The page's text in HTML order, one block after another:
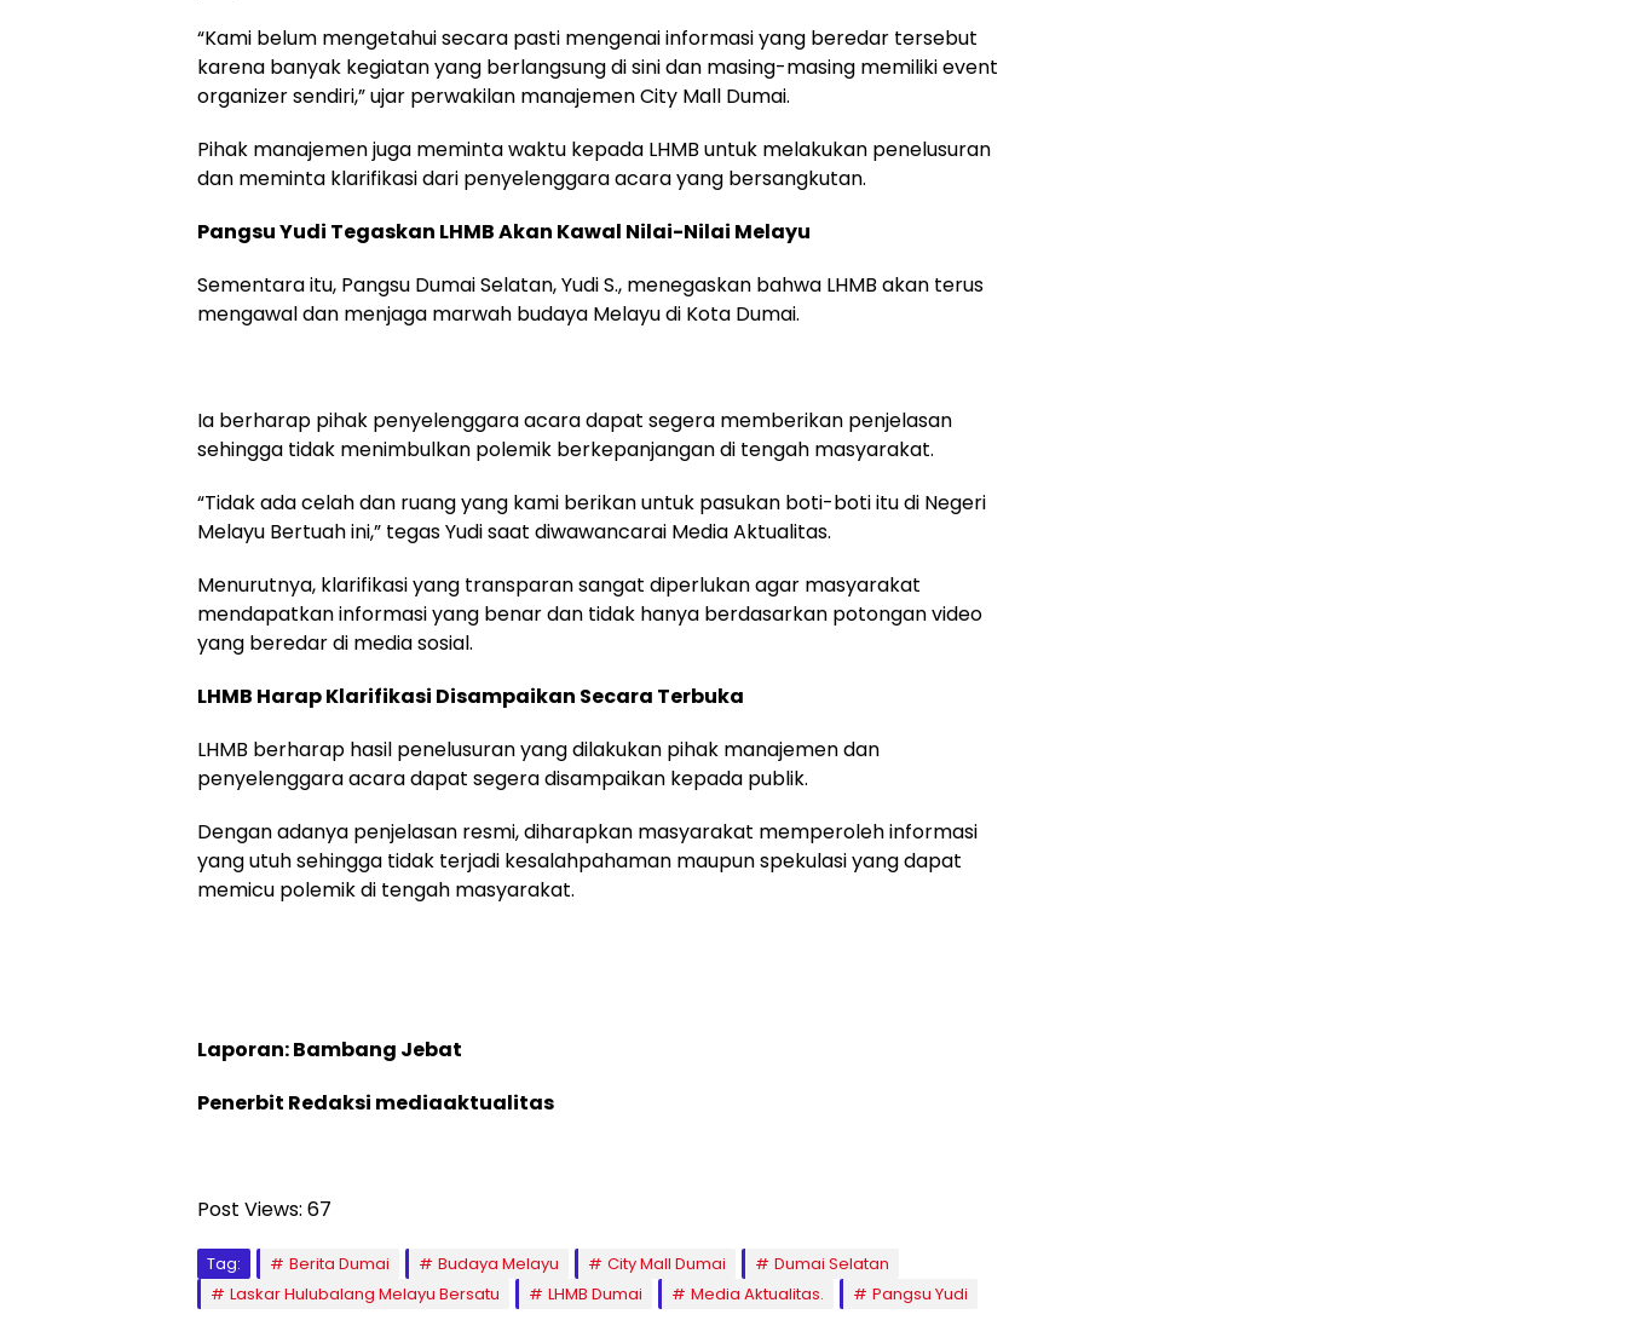
“Kami belum mengetahui secara pasti mengenai informasi yang beredar tersebut
karena banyak kegiatan yang berlangsung di sini dan masing-masing memiliki event
organizer sendiri,” ujar perwakilan manajemen City Mall Dumai.
Pihak manajemen juga meminta waktu kepada LHMB untuk melakukan penelusuran
dan meminta klarifikasi dari penyelenggara acara yang bersangkutan.
Pangsu Yudi Tegaskan LHMB Akan Kawal Nilai-Nilai Melayu
Sementara itu, Pangsu Dumai Selatan, Yudi S., menegaskan bahwa LHMB akan terus
mengawal dan menjaga marwah budaya Melayu di Kota Dumai.
Ia berharap pihak penyelenggara acara dapat segera memberikan penjelasan
sehingga tidak menimbulkan polemik berkepanjangan di tengah masyarakat.
“Tidak ada celah dan ruang yang kami berikan untuk pasukan boti-boti itu di Negeri
Melayu Bertuah ini,” tegas Yudi saat diwawancarai Media Aktualitas.
Menurutnya, klarifikasi yang transparan sangat diperlukan agar masyarakat
mendapatkan informasi yang benar dan tidak hanya berdasarkan potongan video
yang beredar di media sosial.
LHMB Harap Klarifikasi Disampaikan Secara Terbuka
LHMB berharap hasil penelusuran yang dilakukan pihak manajemen dan
penyelenggara acara dapat segera disampaikan kepada publik.
Dengan adanya penjelasan resmi, diharapkan masyarakat memperoleh informasi
yang utuh sehingga tidak terjadi kesalahpahaman maupun spekulasi yang dapat
memicu polemik di tengah masyarakat.
Laporan: Bambang Jebat
Penerbit Redaksi mediaaktualitas
Post Views: 67
Tag: Berita Dumai Budaya Melayu City Mall Dumai
Dumai Selatan
Laskar Hulubalang Melayu Bersatu
LHMB Dumai Media Aktualitas. Pangsu Yudi